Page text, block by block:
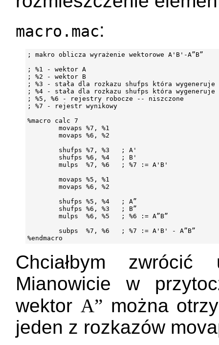
macro.mac:
; makro oblicza wyrażenie wektorowe A'B'-A”B”
; %1 - wektor A
; %2 - wektor B
; %3 - stała dla rozkazu shufps która
; %4 - stała dla rozkazu shufps która
; %5, %6 - rejestry robocze -- niszczone
; %7 - rejestr wynikowy
%macro calc 7
        movaps %7, %1
        movaps %6, %2
        shufps %7, %3   ; A'
        shufps %6, %4   ; B'
        mulps  %7, %6   ; %7 := A'B'
        movaps %5, %1
        movaps %6, %2
        shufps %5, %4   ; A”
        shufps %6, %3   ; B”
        mulps  %6, %5   ; %6 := A”B”
        subps  %7, %6   ; %7 := A'B' - A”B”
Chciałbym
Mianowicie w
wektor A” można
jeden z rozkazów